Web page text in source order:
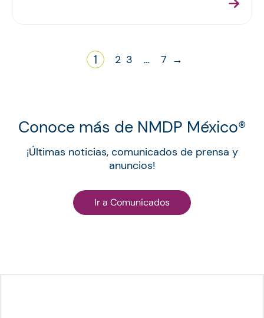
1 2 3 … 7 →
Conoce más de NMDP México®︎
¡Últimas noticias, comunicados de prensa y
anuncios!
Ir a Comunicados